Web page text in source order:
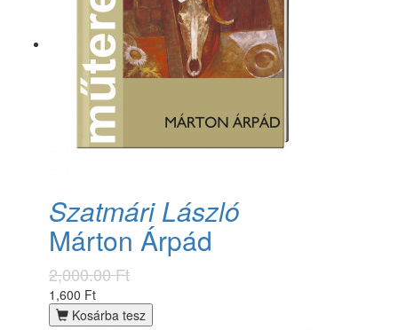
Szatmári László
Márton Árpád
2,000.00 Ft
1,600 Ft
Kosárba tesz